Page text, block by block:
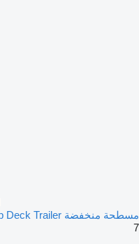
مسطحة منخفضة ZW-Trailer Heavy Duty Lowboy Step Deck Trailer
7